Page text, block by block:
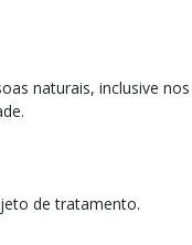
naturais, inclusive
de tratamento.